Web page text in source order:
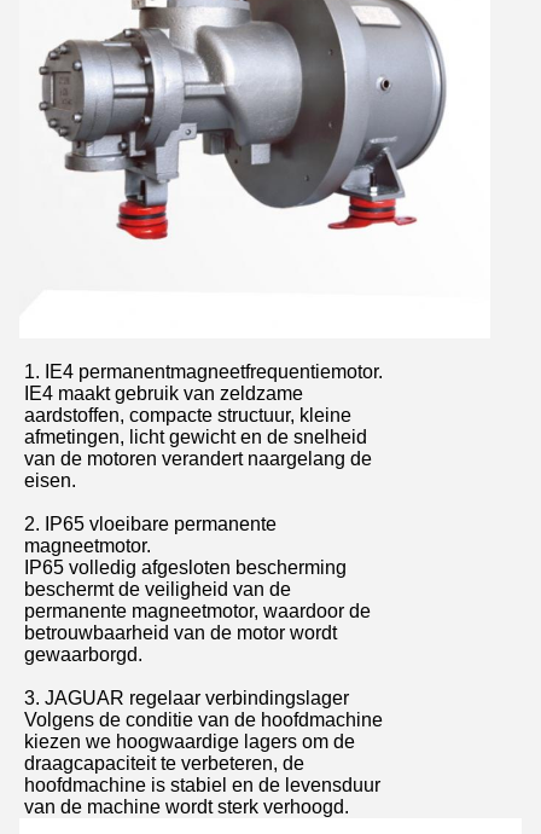
1. IE4 permanentmagneetfrequentiemotor.
IE4 maakt gebruik van zeldzame
aardstoffen, compacte structuur, kleine
afmetingen, licht gewicht en de snelheid
van de motoren verandert naargelang de
eisen.
2. IP65 vloeibare permanente
magneetmotor.
IP65 volledig afgesloten bescherming
beschermt de veiligheid van de
permanente magneetmotor, waardoor de
betrouwbaarheid van de motor wordt
gewaarborgd.
3. JAGUAR regelaar verbindingslager
Volgens de conditie van de hoofdmachine
kiezen we hoogwaardige lagers om de
draagcapaciteit te verbeteren, de
hoofdmachine is stabiel en de levensduur
van de machine wordt sterk verhoogd.